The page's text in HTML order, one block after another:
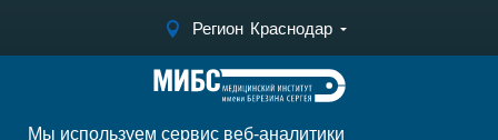
Регион Краснодар
Записаться на
прием
Мы используем сервис веб-аналитики